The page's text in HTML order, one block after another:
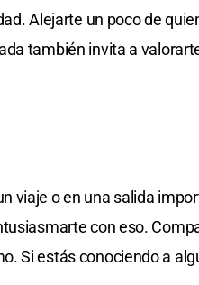
Alejarte un poco de
también invita a
viaje o en una salida
con eso.
Si estás conociendo a